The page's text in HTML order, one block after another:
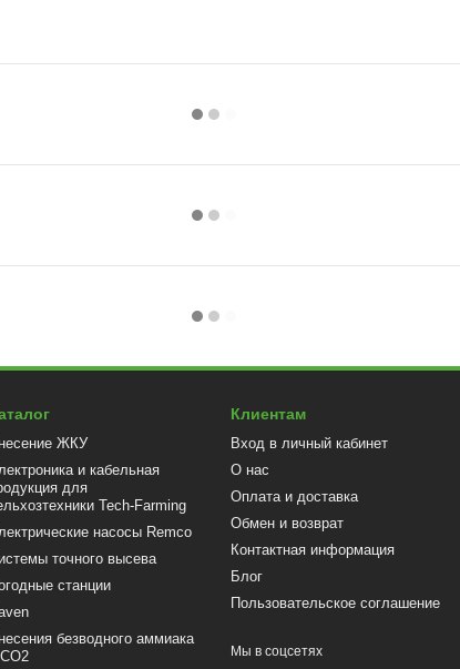
ЖКУ
и кабельная
для
Tech-Farming
насосы Remco
точного высева
станции
безводного аммиака
Клиентам
Вход в личный кабинет
О нас
Оплата и доставка
Обмен и возврат
Контактная информация
Блог
Пользовательское соглашение
Мы в соцсетях